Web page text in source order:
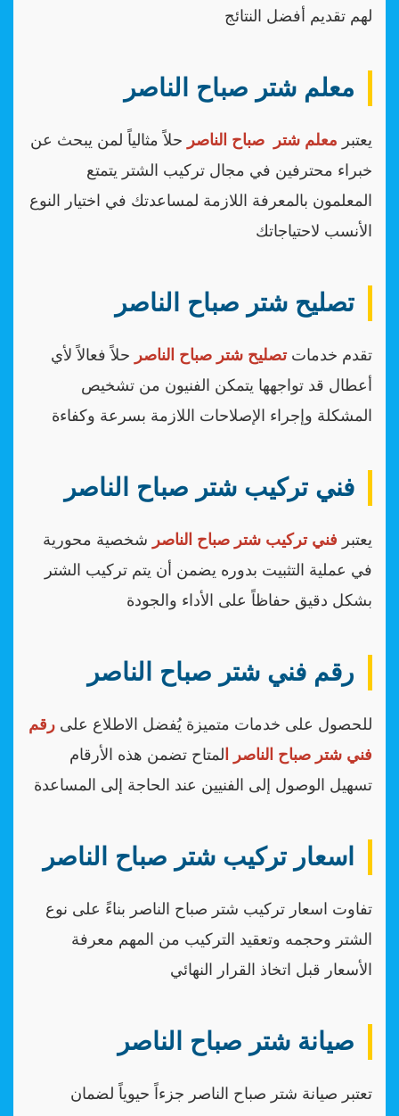
لهم تقديم أفضل النتائج
معلم شتر صباح الناصر
يعتبر معلم شتر صباح الناصر حلاً مثالياً لمن يبحث عن
خبراء محترفين في مجال تركيب الشتر يتمتع
المعلمون بالمعرفة اللازمة لمساعدتك في اختيار النوع
الأنسب لاحتياجاتك
تصليح شتر صباح الناصر
تقدم خدماتتصليح شتر صباح الناصر حلاً فعالاً لأي
أعطال قد تواجهها يتمكن الفنيون من تشخيص
المشكلة وإجراء الإصلاحات اللازمة بسرعة وكفاءة
فني تركيب شتر صباح الناصر
يعتبر فني تركيب شتر صباح الناصر شخصية محورية
في عملية التثبيت بدوره يضمن أن يتم تركيب الشتر
بشكل دقيق حفاظاً على الأداء والجودة
رقم فني شتر صباح الناصر
للحصول على خدمات متميزة يُفضل الاطلاع على رقم
فني شتر صباح الناصر المتاح تضمن هذه الأرقام
تسهيل الوصول إلى الفنيين عند الحاجة إلى المساعدة
اسعار تركيب شتر صباح الناصر
تفاوت اسعار تركيب شتر صباح الناصر بناءً على نوع
الشتر وحجمه وتعقيد التركيب من المهم معرفة
الأسعار قبل اتخاذ القرار النهائي
صيانة شتر صباح الناصر
تعتبر صيانة شتر صباح الناصر جزءاً حيوياً لضمان